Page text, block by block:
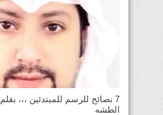
7 نصائح للرسم للمبتدئين ،،،
الطشه